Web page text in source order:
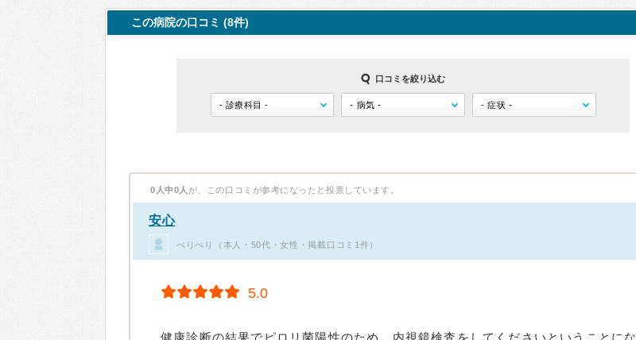
この病院の口コミ (8件)
口コミを絞り込む
0人中0人 が、この口コミが参考になったと投票しています。
安心
ぺりぺり（本人・50代・女性・掲載口コミ1件）
5.0
健康診断の結果でピロリ菌陽性のため、内視鏡検査をしてくださいということにな